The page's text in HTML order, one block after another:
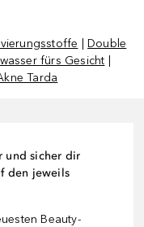
|Double
fürs Gesicht
Tarda
und sicher dir
den jeweils
Beauty-